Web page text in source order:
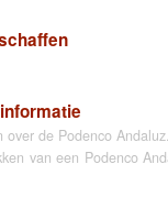
de Podenco Andaluz.
van een Podenco